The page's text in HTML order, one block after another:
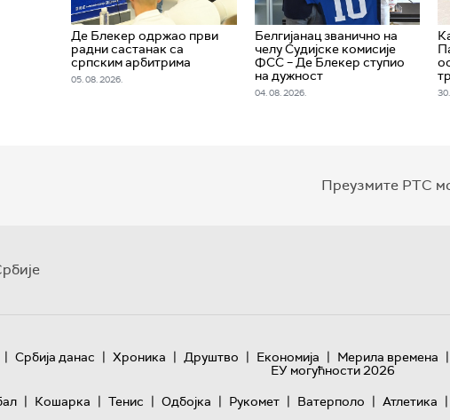
Де Блекер одржао први
радни састанак са
српским арбитрима
05. 08. 2026.
Белгијанац званично на
челу Судијске комисије
ФСС – Де Блекер ступио
на дужност
04. 08. 2026.
Преузмите РТС
| Србија данас | Хроника | Друштво | Економија | Мерила времена |
ЕУ могућности 2026
| Кошарка | Тенис | Одбојка | Рукомет | Ватерполо | Атлетика |